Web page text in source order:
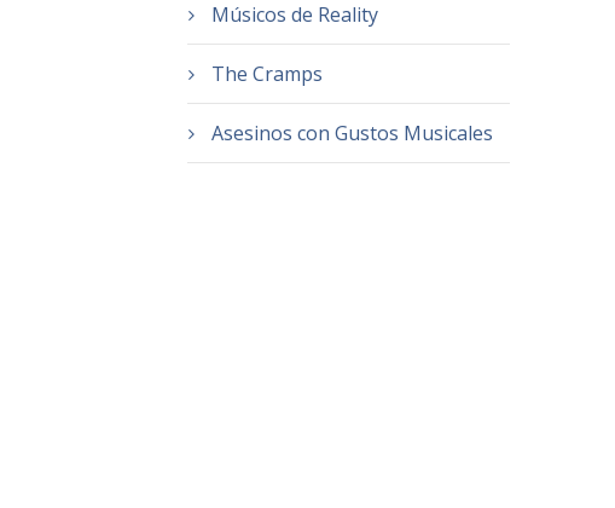
Músicos de Reality
The Cramps
Asesinos con Gustos Musicales